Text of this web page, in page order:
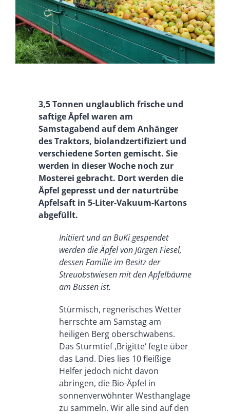
3,5 Tonnen unglaublich frische und
saftige Äpfel waren am
Samstagabend auf dem Anhänger
des Traktors, biolandzertifiziert und
verschiedene Sorten gemischt. Sie
werden in dieser Woche noch zur
Mosterei gebracht. Dort werden die
Äpfel gepresst und der naturtrübe
Apfelsaft in 5-Liter-Vakuum-Kartons
abgefüllt.
Initiiert und an BuKi gespendet
werden die Äpfel von Jürgen Fiesel,
dessen Familie im Besitz der
Streuobstwiesen mit den Apfelbäume
am Bussen ist.
Stürmisch, regnerisches Wetter
herrschte am Samstag am
heiligen Berg oberschwabens.
Das Sturmtief ‚Brigitte‘ fegte über
das Land. Dies lies 10 fleißige
Helfer jedoch nicht davon
abringen, die Bio-Äpfel in
sonnenverwöhnter Westhanglage
zu sammeln. Wir alle sind auf den